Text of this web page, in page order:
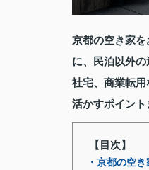
京都の空き家
に、民泊以外
社宅、商業転
活かすポイント
【目次】
・京都の空